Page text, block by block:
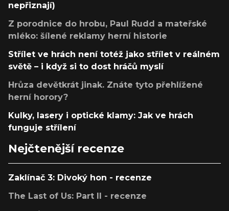
nepřiznají)
Z porodnice do hrobu, Paul Rudd a mateřské
mléko: šílené reklamy herní historie
Střílet ve hrách není totéž jako střílet v reálném
světě – i když si to dost hráčů myslí
Hrůza devětkrát jinak. Znáte tyto přehlížené
herní horory?
Kulky, lasery i optické klamy: Jak ve hrách
funguje střílení
Nejčtenější recenze
Zaklínač 3: Divoký hon - recenze
The Last of Us: Part II - recenze